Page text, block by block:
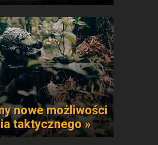
nowe możliwości
taktycznego »